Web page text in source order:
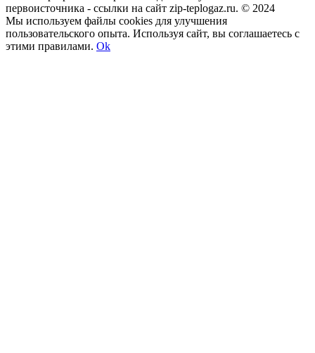
первоисточника - ссылки на сайт zip-teplogaz.ru. © 2024
Мы используем файлы сookies для улучшения
пользовательского опыта. Используя сайт, вы соглашаетесь с
этими правилами. Ok